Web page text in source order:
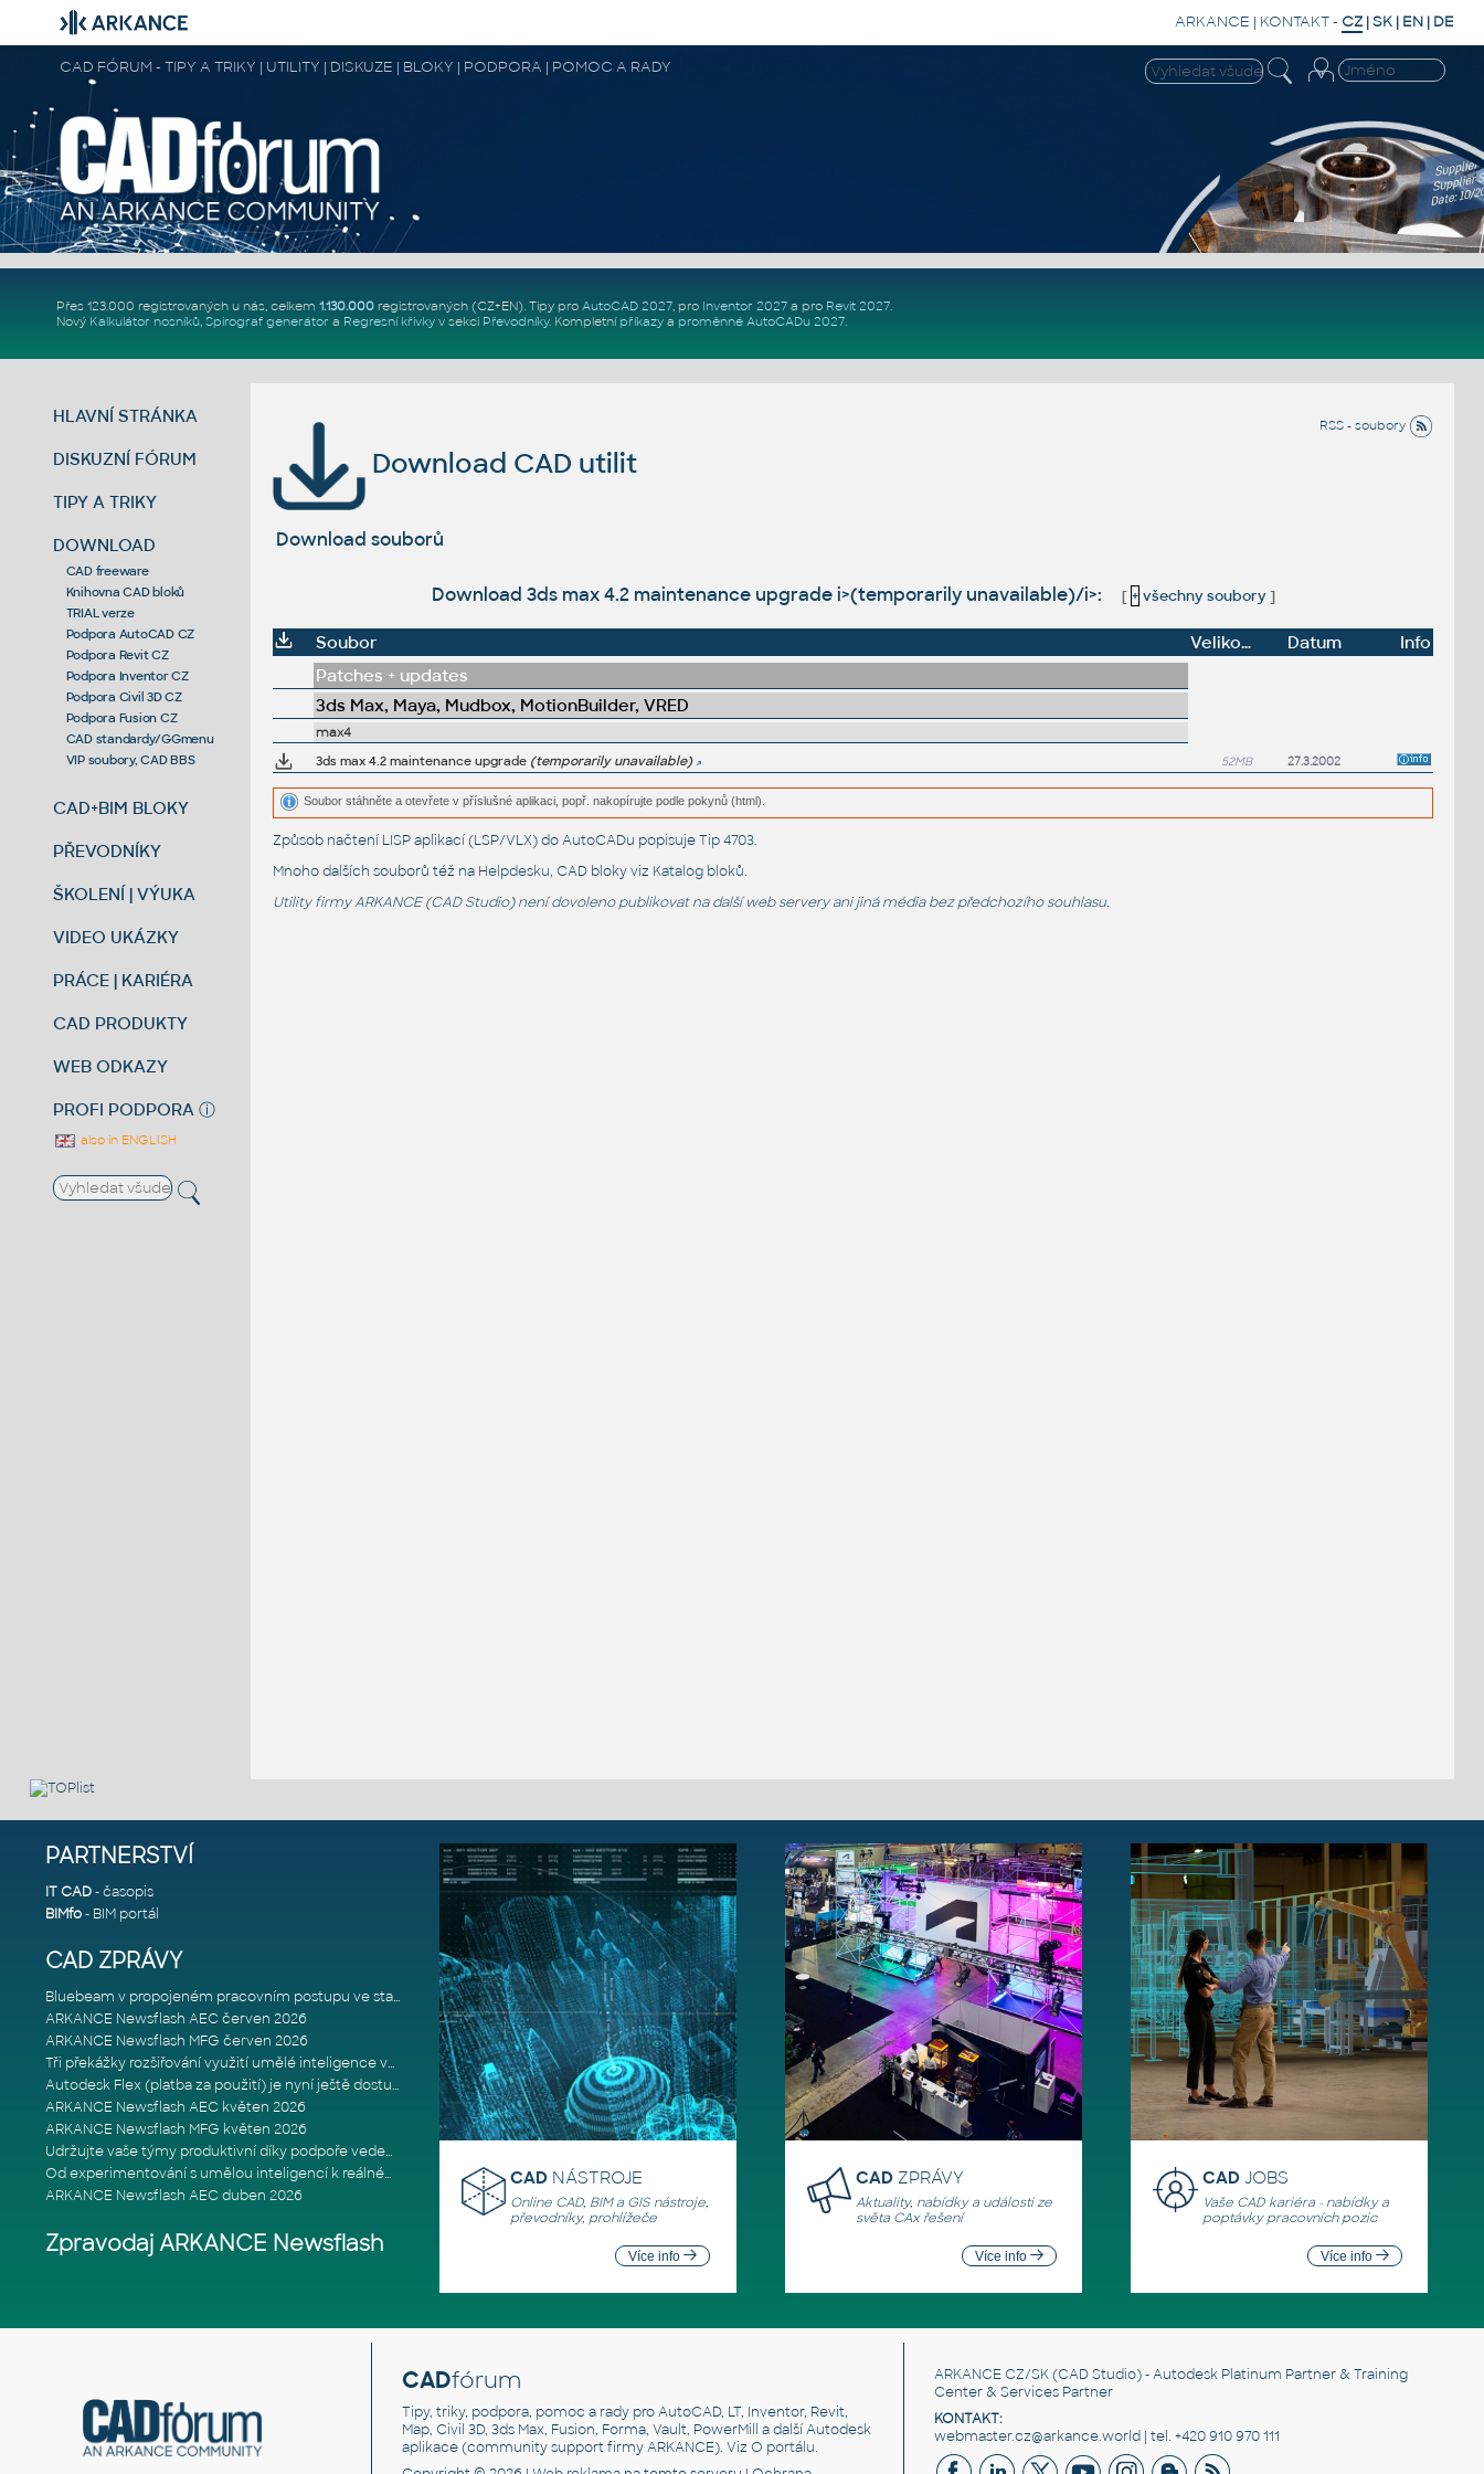
ARKANCE | KONTAKT- CZ |SK | EN | DE
CAD FÓRUM - TIPY A TRIKY | UTILITY | DISKUZE | BLOKY | PODPORA | POMOC A RADY
Přes 123.000 registrovaných u nás, celkem 1.130.000registrovaných (CZ+EN). Tipy pro AutoCAD 2027, pro Inventor 2027a pro Revit 2027.
Nový Kalkulátor nosníků, Spirograf generátor a Regresní křivkyv sekci Převodníky. Kompletní příkazya proměnné AutoCADu 2027.
HLAVNÍ STRÁNKA
DISKUZNÍ FÓRUM
TIPY A TRIKY
DOWNLOAD
CAD freeware
Knihovna CAD bloků
TRIAL verze
Podpora AutoCAD CZ
Podpora Revit CZ
Podpora Inventor CZ
Podpora Civil 3D CZ
Podpora Fusion CZ
CAD standardy/GGmenu
VIP soubory, CAD BBS
CAD+BIM BLOKY
PŘEVODNÍKY
ŠKOLENÍ | VÝUKA
VIDEO UKÁZKY
PRÁCE | KARIÉRA
CAD PRODUKTY
WEB ODKAZY
PROFI PODPORA ⓘ
also in ENGLISH
RSS - soubory
Download CAD utilit
Download souborů
Download 3ds max 4.2 maintenance upgrade i>(temporarily unavailable)/i>: [ + všechny soubory]
Soubor Velikost Datum
Info
Patches + updates
3ds Max, Maya, Mudbox, MotionBuilder, VRED
max4
3ds max 4.2 maintenance upgrade (temporarily unavailable) 52MB 27.3.2002
Soubor stáhněte a otevřete v příslušné aplikaci, popř. nakopírujte podle pokynů (html).
Způsob načtení LISP aplikací (LSP/VLX) do AutoCADu popisujeTip 4703.
Mnoho dalších souborů též na Helpdesku, CAD bloky viz Katalog bloků.
Utility firmy ARKANCE (CAD Studio) není dovoleno publikovat na další web servery ani jiná média bez předchozího souhlasu.
PARTNERSTVÍ
IT CAD- časopis
BIMfo- BIM portál
CAD ZPRÁVY
Bluebeam v propojeném pracovním postupu ve stavebnictví: Proč je int
ARKANCE Newsflash AEC červen 2026
ARKANCE Newsflash MFG červen 2026
Tři překážky rozšiřování využití umělé inteligence ve stavebním prům
Autodesk Flex (platba za použití) je nyní ještě dostupnější
ARKANCE Newsflash AEC květen 2026
ARKANCE Newsflash MFG květen 2026
Udržujte vaše týmy produktivní díky podpoře vedené odborníky
Od experimentování s umělou inteligencí k reálnému dopadu na podniká
ARKANCE Newsflash AEC duben 2026
Zpravodaj ARKANCE Newsflash
CAD NÁSTROJE
Online CAD, BIM a GIS nástroje,
převodníky, prohlížeče
Více info
CAD ZPRÁVY
Aktuality, nabídky a události ze
světa CAx řešení
Více info
CADJOBS
Vaše CAD kariéra - nabídky a
poptávky pracovních pozic
Více info
CADfórum
Tipy, triky, podpora, pomoc a rady pro AutoCAD, LT, Inventor, Revit,
Map, Civil 3D, 3ds Max, Fusion, Forma, Vault, PowerMill a další Autodesk
aplikace (community support firmy ARKANCE). Viz O portálu.
ARKANCE CZ/SK(CAD Studio) - Autodesk Platinum Partner & Training
Center & Services Partner
KONTAKT:
webmaster.cz@arkance.world | tel. +420 910 970 111